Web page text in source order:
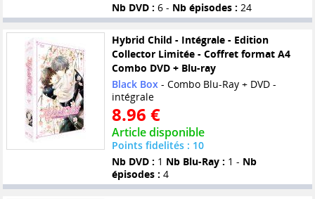
Nb DVD : 6 - Nb épisodes : 24
Hybrid Child - Intégrale - Edition
Collector Limitée - Coffret format A4
Combo DVD + Blu-ray
Black Box- Combo Blu-Ray + DVD -
intégrale
8.96 €
Article disponible
Points fidelités : 10
Nb DVD : 1 Nb Blu-Ray : 1 - Nb
épisodes : 4